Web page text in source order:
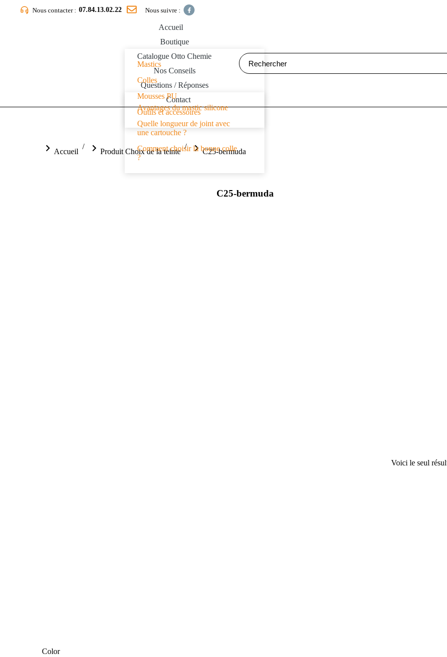
Nous contacter : 07.84.13.02.22 Nous suivre :
Accueil
Boutique
Mastics
Colles
Mousses PU
Outils et accessoires
Catalogue Otto Chemie
Nos Conseils
Questions / Réponses
Avantages du mastic silicone
Quelle longueur de joint avec
une cartouche ?
Comment choisir la bonne colle
?
Contact
Vous êtes ici :
Accueil Produit Choix de la teinte C25-bermuda
Color
C25-bermuda
Voici le seul